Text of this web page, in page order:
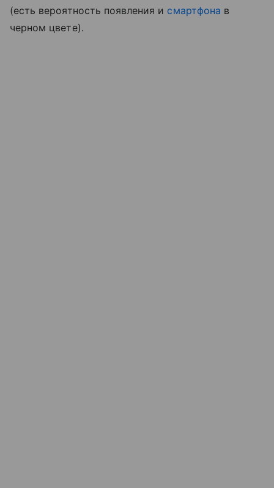
(есть вероятность появления и смартфона в
черном цвете).